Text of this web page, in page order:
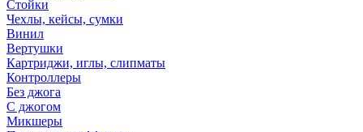
Стойки
Чехлы, кейсы, сумки
Винил
Вертушки
Картриджи, иглы, слипматы
Контроллеры
Без джога
С джогом
Микшеры